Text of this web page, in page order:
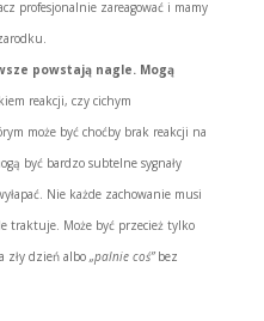
profesjonalnie zareagować i mamy
powstają nagle. Mogą
reakcji, czy cichym
może być choćby brak reakcji na
być bardzo subtelne sygnały
Nie każde zachowanie musi
traktuje. Może być przecież tylko
zły dzień albo„palnie coś”bez